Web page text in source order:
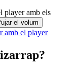
player amb els
el volum
amb el player